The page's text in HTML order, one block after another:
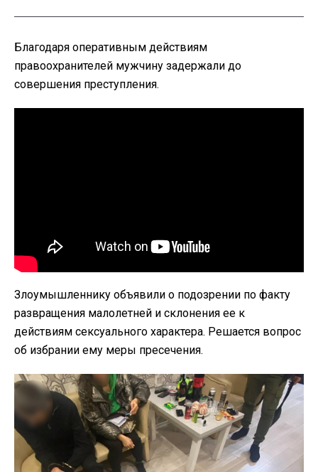
Благодаря оперативным действиям
правоохранителей мужчину задержали до
совершения преступления.
Злоумышленнику объявили о подозрении по факту
развращения малолетней и склонения ее к
действиям сексуального характера. Решается вопрос
об избрании ему меры пресечения.